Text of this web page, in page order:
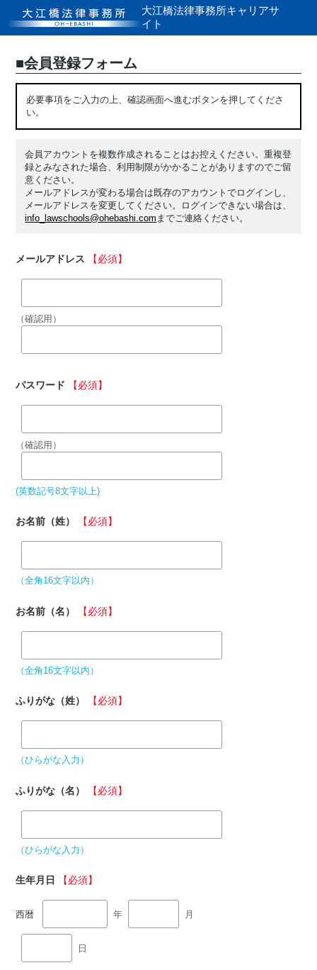
大江橋法律事務所キャリアサ
イト
■会員登録フォーム
必要事項をご入力の上、確認画面へ進むボタンを押してくださ
い。
会員アカウントを複数作成されることはお控えください。重複登
録とみなされた場合、利用制限がかかることがありますのでご留
意ください。
メールアドレスが変わる場合は既存のアカウントでログインし、
メールアドレスを変更してください。ログインできない場合は、
info_lawschools@ohebashi.com までご連絡ください。
メールアドレス 【必須】
（確認用）
パスワード 【必須】
（確認用）
(英数記号8文字以上)
お名前（姓） 【必須】
（全角16文字以内）
お名前（名） 【必須】
（全角16文字以内）
ふりがな（姓） 【必須】
（ひらがな入力）
ふりがな（名） 【必須】
（ひらがな入力）
生年月日 【必須】
西暦 年 月
日